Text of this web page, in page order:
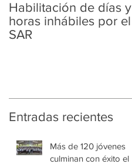
Entradas recientes
Más de 120 jóvenes
culminan con éxito el
Habilitación de días y
horas inhábiles por el
SAR